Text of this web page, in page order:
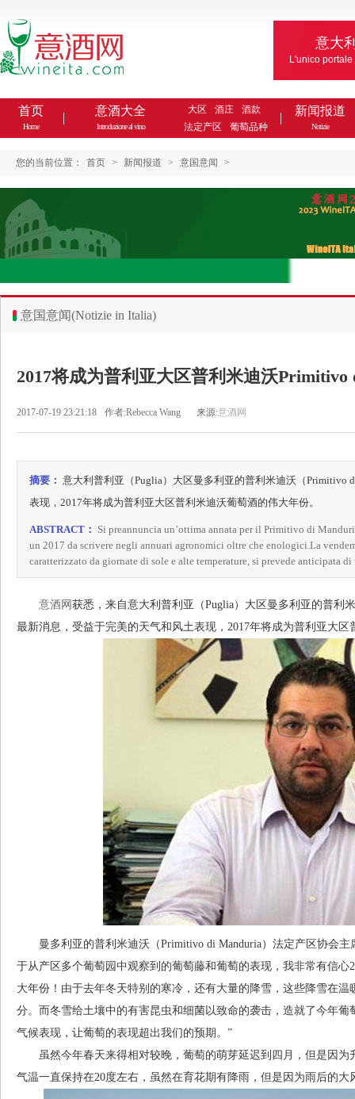
意大
L'unico
首页
Home
意酒大全
Introduzione al vino
大区 酒庄
酒款
法定产区
葡萄品种
新闻报道
Notizie
您的当前位置： 首页 > 新闻报道 > 意国意闻 >
意国意闻(Notizie in Italia)
2017将成为普利亚大区普利米迪沃
2017-07-19 23:21:18 作者:Rebecca Wang 来源:意酒网
摘要： 意大利普利亚（Puglia）大区曼多利亚的普利米迪沃（Primitivo
表现，2017年将成为普利亚大区普利米迪沃葡萄酒的伟大年份。
ABSTRACT： Si preannuncia un’ottima annata per il Primitivo di
un 2017 da scrivere negli annuari agronomici oltre che enologici.La
caratterizzato da giornate di sole e alte temperature, si prevede anticipata
意酒网 获悉，来自意大利普利亚（Puglia）大区曼多利亚的普利
最新消息，受益于完美的天气和风土表现，2017年将成为普利亚大
曼多利亚的普利米迪沃（Primitivo di Manduria）法定产区协会主
于从产区多个葡萄园中观察到的葡萄藤和葡萄的表现，我非常有信
大年份！由于去年冬天特别的寒冷，还有大量的降雪，这些降雪在
分。而冬雪给土壤中的有害昆虫和细菌以致命的袭击，造就了今年
气候表现，让葡萄的表现超出我们的预期。”
虽然今年春天来得相对较晚，葡萄的萌芽延迟到四月，但是因为
气温一直保持在20度左右，虽然在育花期有降雨，但是因为雨后的